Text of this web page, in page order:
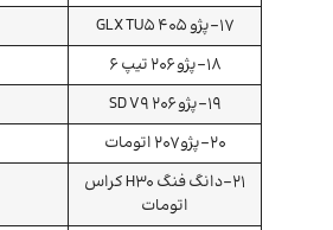
17-پژو 405 GLX TU5
18-پژو ۲۰۶ تیپ ۶
19-پژو 206 SD V9
20-پژو 207 اتومات
21-دانگ فنگ H30 کراس
اتومات